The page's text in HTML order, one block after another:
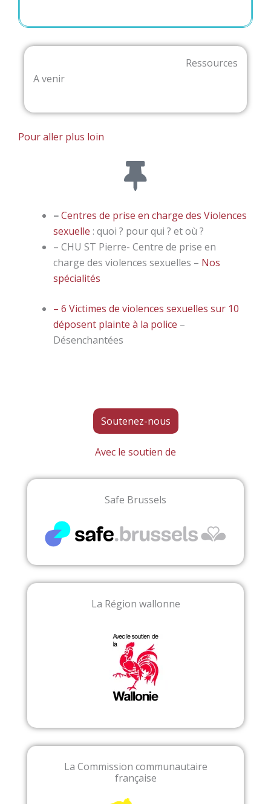
Ressources
A venir
Pour aller plus loin
–Centres de prise en charge des Violences
sexuelle : quoi ? pour qui ? et où ?
– CHU ST Pierre- Centre de prise en
charge des violences sexuelles – Nos
spécialités
– 6 Victimes de violences sexuelles sur 10
déposent plainte à la police –
Désenchantées
Soutenez-nous
Avec le soutien de
Safe Brussels
La Région wallonne
La Commission communautaire
française